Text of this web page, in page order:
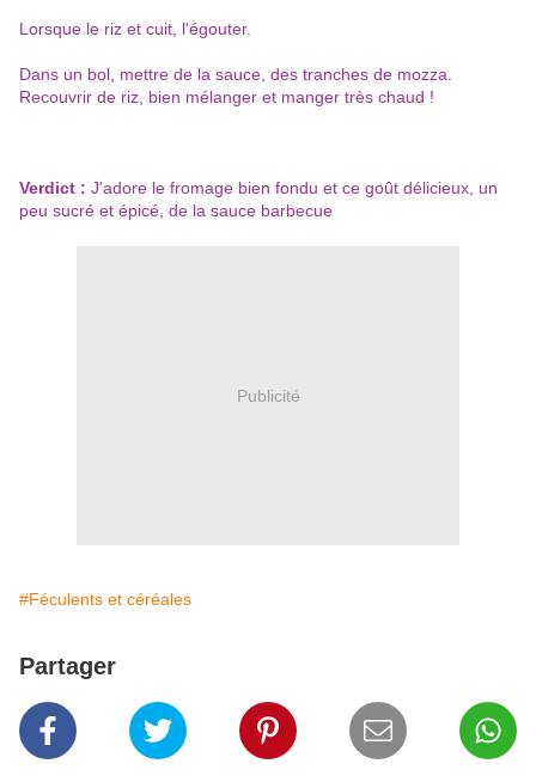
Lorsque le riz et cuit, l'égouter.
Dans un bol, mettre de la sauce, des tranches de mozza.
Recouvrir de riz, bien mélanger et manger très chaud !
Verdict : J'adore le fromage bien fondu et ce goût délicieux, un
peu sucré et épicé, de la sauce barbecue
Publicité
#Féculents et céréales
Partager